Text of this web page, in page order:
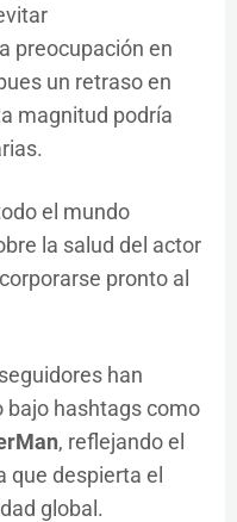
preocupación en
un retraso en
magnitud podría
el mundo
la salud del actor
pronto al
han
bajo hashtags como
, reflejando el
que despierta el
global.